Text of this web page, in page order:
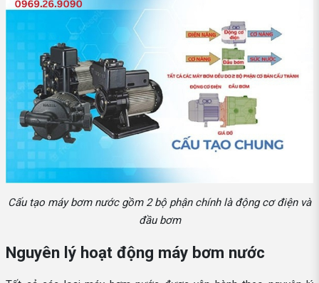
Cấu tạo máy bơm nước gồm 2 bộ phận chính là động cơ điện và
đầu bơm
Nguyên lý hoạt động máy bơm nước